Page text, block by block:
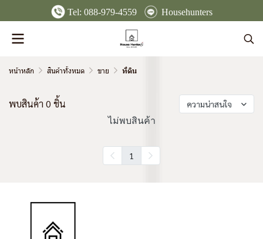
Tel: 088-979-4559 Househunters
หน้าหลัก สินค้าทั้งหมด ขาย ที่ดิน
พบสินค้า 0 ชิ้น ความน่าสนใจ
ไม่พบสินค้า
1